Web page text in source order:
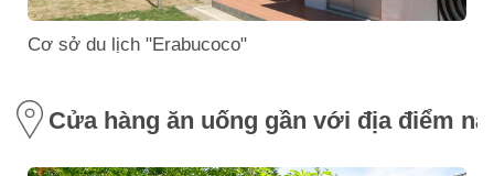
Cơ sở du lịch "Erabucoco"
Cửa hàng ăn uống gần với địa điểm